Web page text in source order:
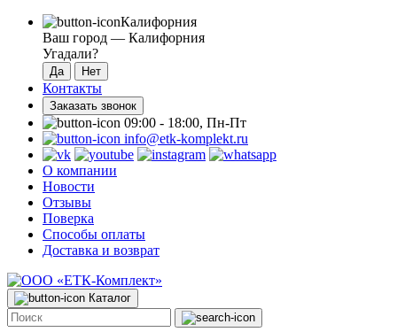
Калифорния
Ваш город — Калифорния
Угадали?
Контакты
Заказать звонок
09:00 - 18:00, Пн-Пт
info@etk-komplekt.ru
О компании
Новости
Отзывы
Поверка
Способы оплаты
Доставка и возврат
Каталог